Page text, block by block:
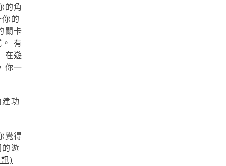
的角
的
關卡
有
在遊
你一
功
覺得
遊
)